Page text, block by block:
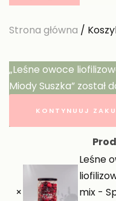
Strona główna /
„Leśne owoce
Miody Suszka” został
KONTYNUUJ
×
Leśne
mix -